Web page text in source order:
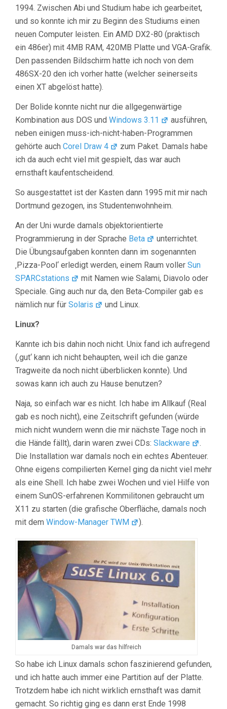
1994. Zwischen Abi und Studium habe ich gearbeitet,
und so konnte ich mir zu Beginn des Studiums einen
neuen Computer leisten. Ein AMD DX2-80 (praktisch
ein 486er) mit 4MB RAM, 420MB Platte und VGA-Grafik.
Den passenden Bildschirm hatte ich noch von dem
486SX-20 den ich vorher hatte (welcher seinerseits
einen XT abgelöst hatte).
Der Bolide konnte nicht nur die allgegenwärtige
Kombination aus DOS und Windows 3.11
ausführen,
neben einigen muss-ich-nicht-haben-Programmen
gehörte auch Corel Draw 4
zum Paket. Damals habe
ich da auch echt viel mit gespielt, das war auch
ernsthaft kaufentscheidend.
So ausgestattet ist der Kasten dann 1995 mit mir nach
Dortmund gezogen, ins Studentenwohnheim.
An der Uni wurde damals objektorientierte
Programmierung in der Sprache Beta
unterrichtet.
Die Übungsaufgaben konnten dann im sogenannten
‚Pizza-Pool‘ erledigt werden, einem Raum voller Sun
SPARCstations
mit Namen wie Salami, Diavolo oder
Speciale. Ging auch nur da, den Beta-Compiler gab es
nämlich nur für Solaris und Linux.
Linux?
Kannte ich bis dahin noch nicht. Unix fand ich aufregend
(‚gut‘ kann ich nicht behaupten, weil ich die ganze
Tragweite da noch nicht überblicken konnte). Und
sowas kann ich auch zu Hause benutzen?
Naja, so einfach war es nicht. Ich habe im Allkauf (Real
gab es noch nicht), eine Zeitschrift gefunden (würde
mich nicht wundern wenn die mir nächste Tage noch in
die Hände fällt), darin waren zwei CDs: Slackware
.
Die Installation war damals noch ein echtes Abenteuer.
Ohne eigens compilierten Kernel ging da nicht viel mehr
als eine Shell. Ich habe zwei Wochen und viel Hilfe von
einem SunOS-erfahrenen Kommilitonen gebraucht um
X11 zu starten (die grafische Oberfläche, damals noch
mit dem Window-Manager TWM ).
Damals war das hilfreich
So habe ich Linux damals schon faszinierend gefunden,
und ich hatte auch immer eine Partition auf der Platte.
Trotzdem habe ich nicht wirklich ernsthaft was damit
gemacht. So richtig ging es dann erst Ende 1998